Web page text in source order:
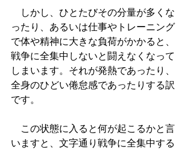
しかし、ひとたびその分量が多くな
ったり、あるいは仕事やトレーニング
で体や精神に大きな負荷がかかると、
戦争に全集中しないと闘えなくなって
しまいます。それが発熱であったり、
全身のひどい倦怠感であったりする訳
です。
この状態に入ると何が起こるかと言
いますと、文字通り戦争に全集中する